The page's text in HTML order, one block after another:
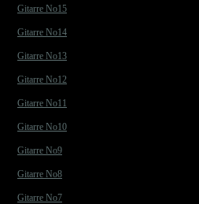
Gitarre No15
Gitarre No14
Gitarre No13
Gitarre No12
Gitarre No11
Gitarre No10
Gitarre No9
Gitarre No8
Gitarre No7